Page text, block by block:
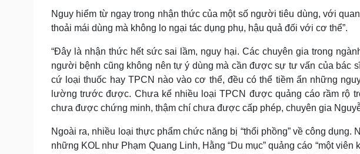
Nguy hiểm từ ngay trong nhận thức của một số người tiêu dùng, với
thoải mái dùng mà không lo ngại tác dụng phụ, hậu quả đối với cơ thể”.
“Đây là nhận thức hết sức sai lầm, nguy hại. Các chuyên gia trong
người bệnh cũng không nên tự ý dùng mà cần được sự tư vấn của bác
cứ loại thuốc hay TPCN nào vào cơ thể, đều có thể tiềm ẩn những
lường trước được. Chưa kể nhiều loại TPCN được quảng cáo rầm rộ
chưa được chứng minh, thậm chí chưa được cấp phép, chuyên gia
Ngoài ra, nhiều loại thực phẩm chức năng bị “thổi phồng” về công
những KOL như Phạm Quang Linh, Hằng “Du mục” quảng cáo “một